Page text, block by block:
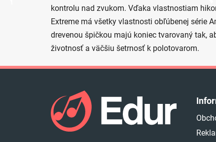
kontrolu nad zvukom. Vďaka vlastnostiam
Extreme má všetky vlastnosti obľúbenej série
drevenou špičkou majú koniec tvarovaný tak,
životnosť a väčšiu šetrnosť k polotovarom.